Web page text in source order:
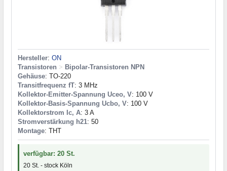
Hersteller: ON
Transistoren > Bipolar-Transistoren NPN
Gehäuse: TO-220
Transitfrequenz fT: 3 MHz
Kollektor-Emitter-Spannung Uceo, V: 100 V
Kollektor-Basis-Spannung Ucbo, V: 100 V
Kollektorstrom Ic, A: 3 A
Stromverstärkung h21: 50
Montage: THT
verfügbar: 20 St.
20 St. - stock Köln